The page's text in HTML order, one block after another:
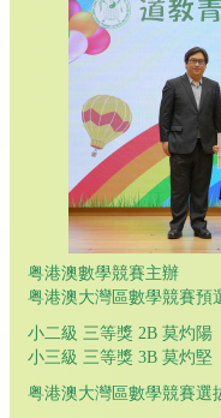
粤港澳數學競賽主辦
粤港澳大灣區數學競賽預
小二級 三等獎 2B 莫灼陽
小三級 三等獎 3B 莫灼堅
粤港澳大灣區數學競賽選